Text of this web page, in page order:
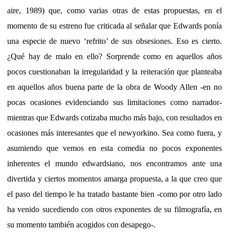
aire, 1989) que, como varias otras de estas propuestas, en el
momento de su estreno fue criticada al señalar que Edwards ponía
una especie de nuevo ‘refrito’ de sus obsesiones. Eso es cierto.
¿Qué hay de malo en ello? Sorprende como en aquellos años
pocos cuestionaban la irregularidad y la reiteración que planteaba
en aquellos años buena parte de la obra de Woody Allen -en no
pocas ocasiones evidenciando sus limitaciones como narrador-
mientras que Edwards cotizaba mucho más bajo, con resultados en
ocasiones más interesantes que el newyorkino. Sea como fuera, y
asumiendo que vemos en esta comedia no pocos exponentes
inherentes el mundo edwardsiano, nos encontramos ante una
divertida y ciertos momentos amarga propuesta, a la que creo que
el paso del tiempo le ha tratado bastante bien -como por otro lado
ha venido sucediendo con otros exponentes de su filmografía, en
su momento también acogidos con desapego-.